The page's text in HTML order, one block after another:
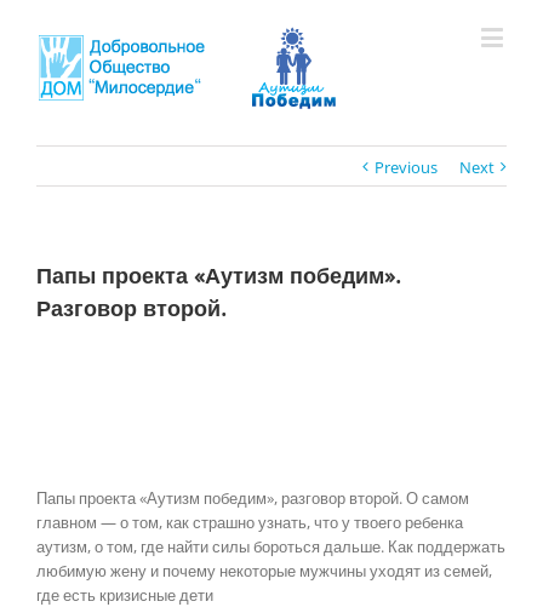
Previous Next
Папы проекта «Аутизм победим».
Разговор второй.
Папы проекта «Аутизм победим», разговор второй. О самом
главном — о том, как страшно узнать, что у твоего ребенка
аутизм, о том, где найти силы бороться дальше. Как поддержать
любимую жену и почему некоторые мужчины уходят из семей,
где есть кризисные дети